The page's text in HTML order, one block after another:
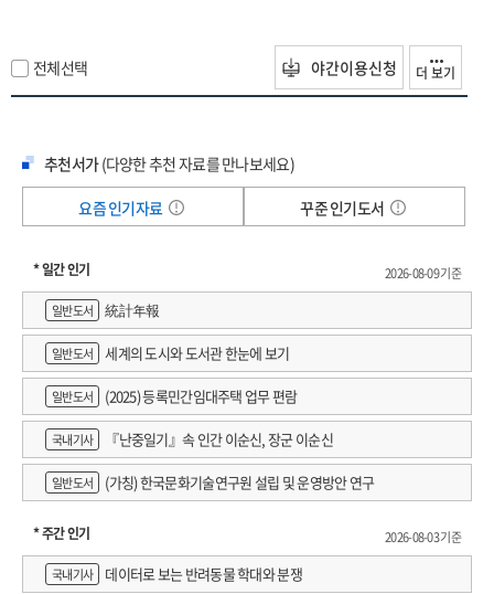
전체선택 야간이용신청 더 보기
추천서가(다양한 추천 자료를 만나보세요)
요즘 인기자료
꾸준 인기도서
* 일간 인기
2026-08-09 기준
일반도서
統計年報
일반도서 세계의 도시와 도서관 한눈에 보기
일반도서 (2025) 등록민간임대주택 업무 편람
국내기사 『난중일기』속 인간 이순신, 장군 이순신
일반도서 (가칭) 한국문화기술연구원 설립 및 운영방안 연구
* 주간 인기
2026-08-03 기준
국내기사
데이터로 보는 반려동물 학대와 분쟁